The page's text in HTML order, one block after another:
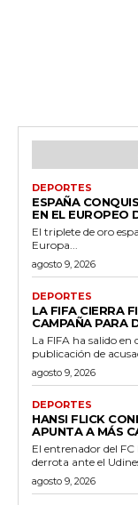
DEPORTES
ESPAÑA
EN EL EUROPEO
El triplete de oro
Europa...
agosto 9, 2026
DEPORTES
LA FIFA CIERRA
CAMPAÑA PARA
La FIFA ha salido
publicación de
agosto 9, 2026
DEPORTES
HANSI FLICK
APUNTA A MÁS
El entrenador del
derrota ante el
agosto 9, 2026